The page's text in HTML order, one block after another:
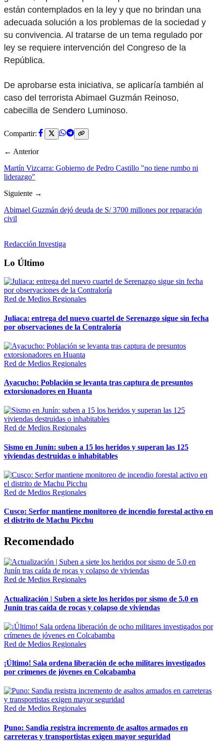
están contemplados en la ley y que no brindan una
adecuada solución a los problemas de la sociedad y
su convivencia. Al tratarse de un tema regulado por
ley se requiere intervención del Congreso de la
República.
De aprobarse esta iniciativa, se aplicaría también al
caso del terrorista Abimael Guzmán Reinoso,
cabecilla de Sendero Luminoso.
Compartir:
← Anterior
Martín Vizcarra: Gobierno de Pedro Castillo "no tiene rumbo ni
liderazgo"
Siguiente →
Abimael Guzmán dejó deuda de S/ 3700 millones por reparación
civil
Redacción Investiga
Lo Último
Red de Medios Regionales
Juliaca: entrega del nuevo cuartel de Serenazgo sigue sin fecha
por observaciones de la Contraloría
Red de Medios Regionales
Ayacucho: Población se levanta tras captura de presuntos
extorsionadores en Huanta
Red de Medios Regionales
Sismo en Junín: suben a 15 los heridos y superan las 125
viviendas destruidas o inhabitables
Red de Medios Regionales
Cusco: Serfor mantiene monitoreo de incendio forestal activo en
el distrito de Machu Picchu
Recomendado
Red de Medios Regionales
Actualización | Suben a siete los heridos por sismo de 5.0 en
Junín tras caída de rocas y colapso de viviendas
Red de Medios Regionales
¡Último! Sala ordena liberación de ocho militares investigados
por crímenes de jóvenes en Colcabamba
Red de Medios Regionales
Puno: Sandia registra incremento de asaltos armados en
carreteras y transportistas exigen mayor seguridad